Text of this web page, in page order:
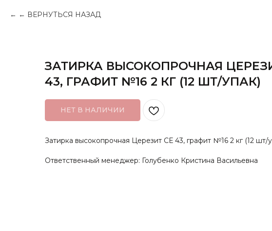
← ВЕРНУТЬСЯ НАЗАД
ЗАТИРКА ВЫСОКОПРОЧНАЯ
43, ГРАФИТ №16 2 КГ (12 ШТ/УПАК)
НЕТ В НАЛИЧИИ
Затирка высокопрочная Церезит СЕ 43, графит №16 2 кг (12 шт/
Ответственный менеджер: Голубенко Кристина Васильевна